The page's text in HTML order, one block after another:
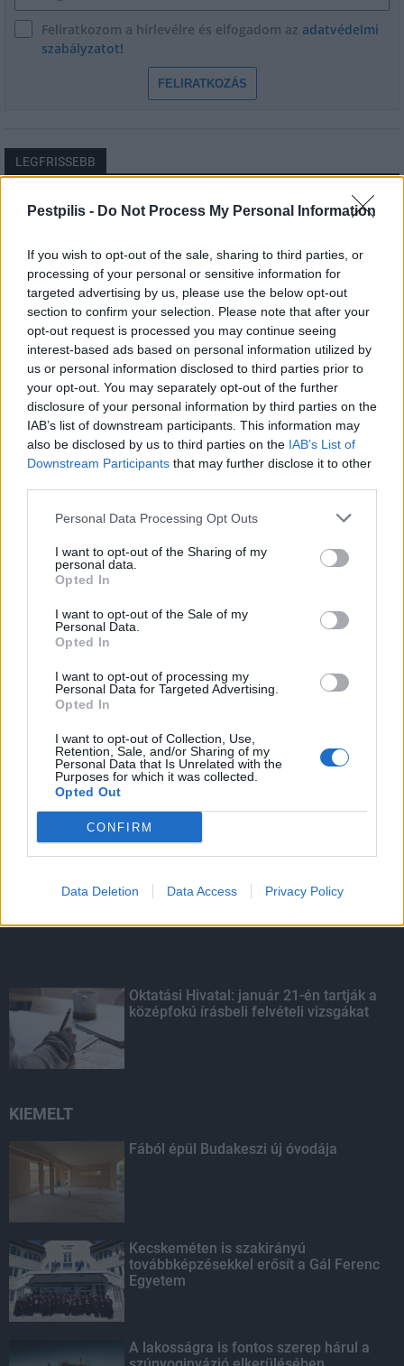
Pestpilis - Do Not Process My Personal Information
If you wish to opt-out of the sale, sharing to third parties, or
processing of your personal or sensitive information for
targeted advertising by us, please use the below opt-out
section to confirm your selection. Please note that after your
opt-out request is processed you may continue seeing
interest-based ads based on personal information utilized by
us or personal information disclosed to third parties prior to
your opt-out. You may separately opt-out of the further
disclosure of your personal information by third parties on the
IAB’s list of downstream participants. This information may
also be disclosed by us to third parties on the IAB’s List of
Downstream Participants that may further disclose it to other
Personal Data Processing Opt Outs
I want to opt-out of the Sharing of my
personal data.
Opted In
I want to opt-out of the Sale of my
Personal Data.
Opted In
I want to opt-out of processing my
Personal Data for Targeted Advertising.
Opted In
I want to opt-out of Collection, Use,
Retention, Sale, and/or Sharing of my
Personal Data that Is Unrelated with the
Purposes for which it was collected.
Opted Out
CONFIRM
Data Deletion Data Access Privacy Policy
Feliratkozom a hírlevélre és elfogadom az adatvédelmi
szabályzatot!
FELIRATKOZÁS
LEGFRISSEBB
Helyi
Amire többmillióan vártunk: szombattól
Pest megye
Fából épül Budakeszi új óvodája
Országos
Kecskeméten is szakirányú
továbbképzésekkel erősít a Gál Ferenc
Egyetem
HIRDETÉS
HIRDETÉS
HIRDETÉS
LEGOLVASOTTABB
Tizenöt hegedűkészítő-mester mutatja
Oktatási Hivatal: január 21-én tartják a
középfokú írásbeli felvételi vizsgákat
KIEMELT
Fából épül Budakeszi új óvodája
Kecskeméten is szakirányú
továbbképzésekkel erősít a Gál Ferenc
Egyetem
A lakosságra is fontos szerep hárul a